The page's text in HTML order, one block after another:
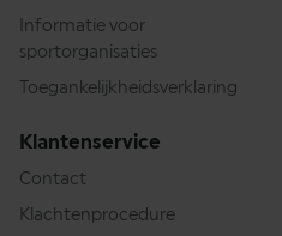
Informatie voor
sportorganisaties
Toegankelijkheidsverklaring
Klantenservice
Contact
Klachtenprocedure